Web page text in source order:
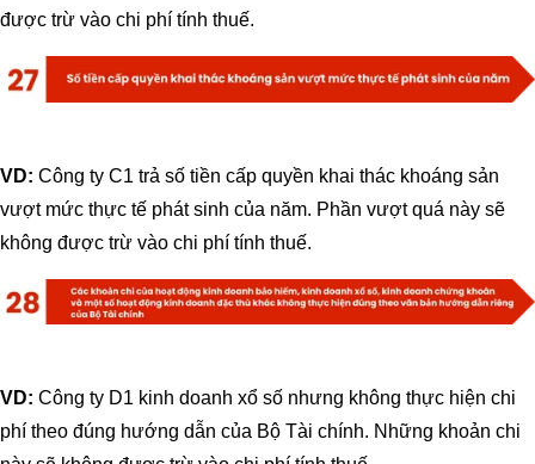
được trừ vào chi phí tính thuế.
VD: Công ty C1 trả số tiền cấp quyền khai thác khoáng sản
vượt mức thực tế phát sinh của năm. Phần vượt quá này sẽ
không được trừ vào chi phí tính thuế.
VD: Công ty D1 kinh doanh xổ số nhưng không thực hiện chi
phí theo đúng hướng dẫn của Bộ Tài chính. Những khoản chi